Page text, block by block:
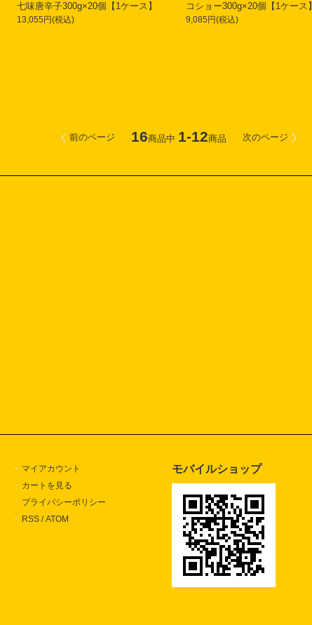
七味唐辛子300g×20個【1ケース】
13,055円(税込)
コショー300g×20個【1ケース】
9,085円(税込)
前のページ 16商品中 1-12商品 次のページ
マイアカウント
カートを見る
プライバシーポリシー
RSS /ATOM
モバイルショップ